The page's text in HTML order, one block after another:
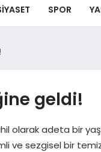
SPOR
geldi!
olarak adeta bir
sezgisel bir